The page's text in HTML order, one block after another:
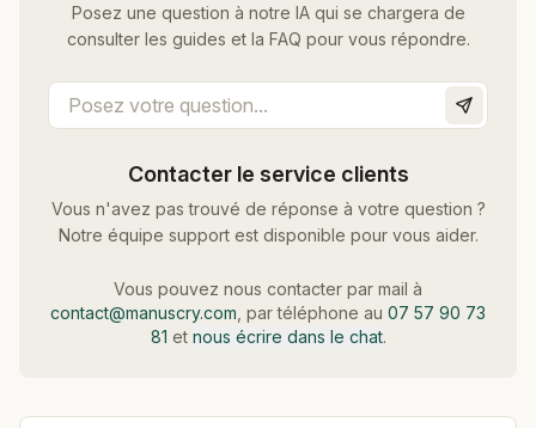
Posez une question à notre IA qui se chargera de
consulter les guides et la FAQ pour vous répondre.
Contacter le service clients
Vous n'avez pas trouvé de réponse à votre question ?
Notre équipe support est disponible pour vous aider.
Vous pouvez nous contacter par mail à
contact@manuscry.com , par téléphone au 07 57 90 73
81 et nous écrire dans le chat.